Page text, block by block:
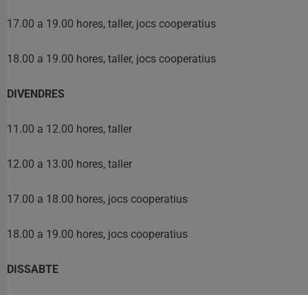
17.00 a 19.00 hores, taller, jocs cooperatius
18.00 a 19.00 hores, taller, jocs cooperatius
DIVENDRES
11.00 a 12.00 hores, taller
12.00 a 13.00 hores, taller
17.00 a 18.00 hores, jocs cooperatius
18.00 a 19.00 hores, jocs cooperatius
DISSABTE